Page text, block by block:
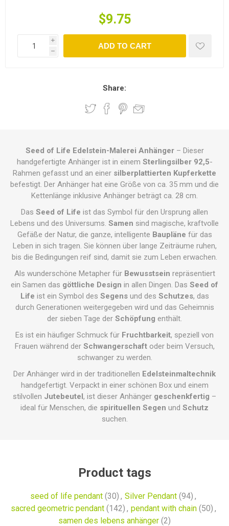
$9.75
i
h
ADD TO CART
Share:
Seed of Life Edelstein-Malerei Anhänger– Dieser
handgefertigte Anhänger ist in einem Sterlingsilber 92,5-
Rahmen gefasst und an einer silberplattierten Kupferkette
befestigt. Der Anhänger hat eine Größe von ca. 35 mm und die
Kettenlänge inklusive Anhänger beträgt ca. 28 cm.
Das Seed of Life ist das Symbol für den Ursprung allen
Lebens und des Universums. Samen sind magische, kraftvolle
Gefäße der Natur, die ganze, intelligente Baupläne für das
Leben in sich tragen. Sie können über lange Zeiträume ruhen,
bis die Bedingungen reif sind, damit sie zum Leben erwachen.
Als wunderschöne Metapher für Bewusstsein repräsentiert
ein Samen das göttliche Design in allen Dingen. Das Seed of
Life ist ein Symbol des Segensund des Schutzes, das
durch Generationen weitergegeben wird und das Geheimnis
der sieben Tage der Schöpfung enthält.
Es ist ein häufiger Schmuck für Fruchtbarkeit, speziell von
Frauen während der Schwangerschaftoder beim Versuch,
schwanger zu werden.
Der Anhänger wird in der traditionellen Edelsteinmaltechnik
handgefertigt. Verpackt in einer schönen Box und einem
stilvollen Jutebeutel, ist dieser Anhänger geschenkfertig –
ideal für Menschen, die spirituellen Segen und Schutz
suchen.
Product tags
seed of life pendant (30) , Silver Pendant (94) ,
sacred geometric pendant (142) , pendant with chain (50) ,
samen des lebens anhänger (2)